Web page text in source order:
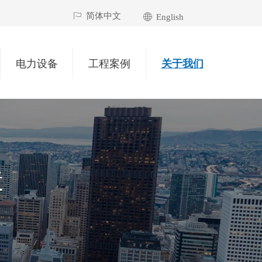
ꄡ 简体中文 ꄓ English
简体中文
电力设备 工程案例 关于我们